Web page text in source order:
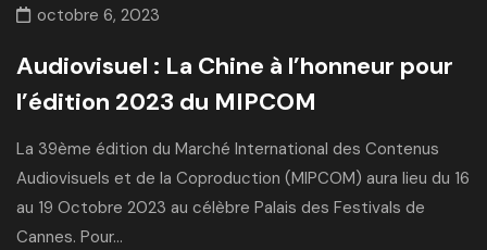
octobre 6, 2023
Audiovisuel : La Chine à l’honneur pour
l’édition 2023 du MIPCOM
La 39ème édition du Marché International des Contenus
Audiovisuels et de la Coproduction (MIPCOM) aura lieu du 16
au 19 Octobre 2023 au célèbre Palais des Festivals de
Cannes. Pour...